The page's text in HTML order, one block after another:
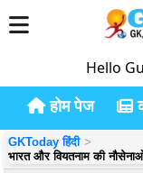
Hello
होम पेज
GKToday हिंदी
भारत और वियतनाम की